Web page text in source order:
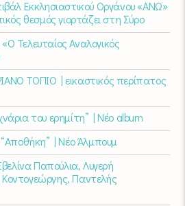
Εκκλησιαστικού Οργάνου «ΑΝΩ»
θεσμός γιορτάζει στη Σύρο​
Τελευταίος Αναλογικός
ΤΟΠΙΟ | εικαστικός περίπατος
του ερημίτη” | Νέο album
“Αποθήκη” | Νέο Άλμπουμ
Παπούλια, Λυγερή
Παντελής